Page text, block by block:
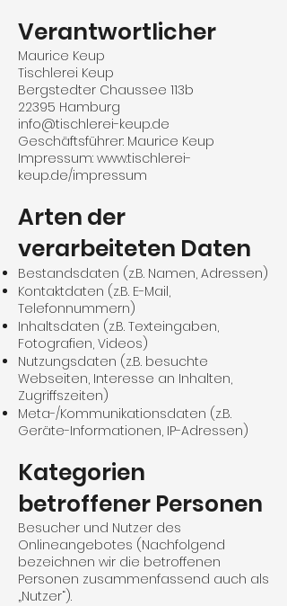
Verantwortlicher
Maurice Keup
Tischlerei Keup
Bergstedter Chaussee 113b
22395 Hamburg
info@tischlerei-keup.de
Geschäftsführer: Maurice Keup
Impressum: www.tischlerei-
keup.de/impressum
Arten der
verarbeiteten Daten
Bestandsdaten (z.B. Namen, Adressen)
Kontaktdaten (z.B. E-Mail,
Telefonnummern)
Inhaltsdaten (z.B. Texteingaben,
Fotografien, Videos)
Nutzungsdaten (z.B. besuchte
Webseiten, Interesse an Inhalten,
Zugriffszeiten)
Meta-/Kommunikationsdaten (z.B.
Geräte-Informationen, IP-Adressen)
Kategorien
betroffener Personen
Besucher und Nutzer des
Onlineangebotes (Nachfolgend
bezeichnen wir die betroffenen
Personen zusammenfassend auch als
„Nutzer“).